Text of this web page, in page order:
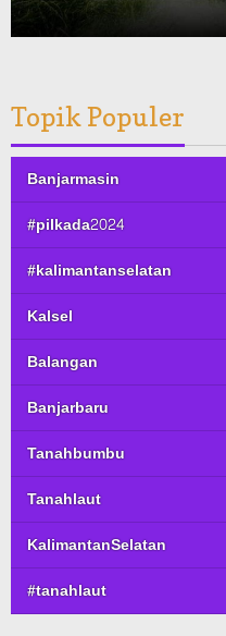
Topik Populer
Banjarmasin
#pilkada2024
#kalimantanselatan
Kalsel
Balangan
Banjarbaru
Tanahbumbu
Tanahlaut
KalimantanSelatan
#tanahlaut